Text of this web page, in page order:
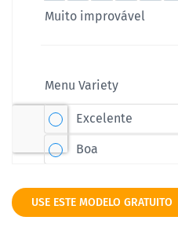
USE ESTE MODELO GRATUITO